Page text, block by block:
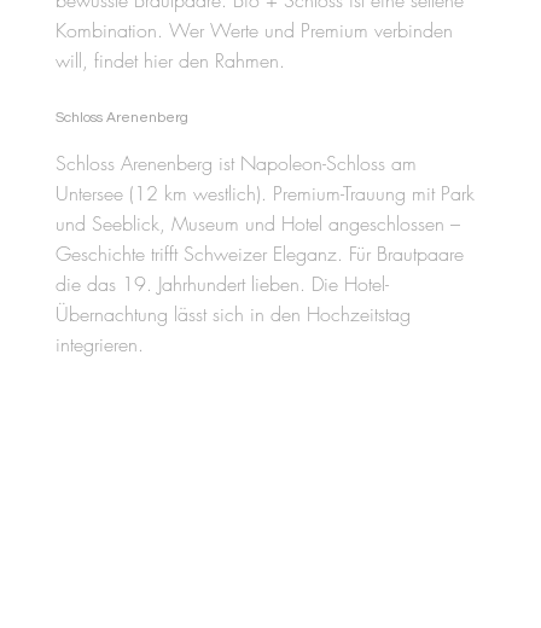
Kombination. Wer Werte und Premium verbinden
will, findet hier den Rahmen.
Schloss Arenenberg
Schloss Arenenberg ist Napoleon-Schloss am
Untersee (12 km westlich). Premium-Trauung mit Park
und Seeblick, Museum und Hotel angeschlossen –
Geschichte trifft Schweizer Eleganz. Für Brautpaare
die das 19. Jahrhundert lieben. Die Hotel-
Übernachtung lässt sich in den Hochzeitstag
integrieren.